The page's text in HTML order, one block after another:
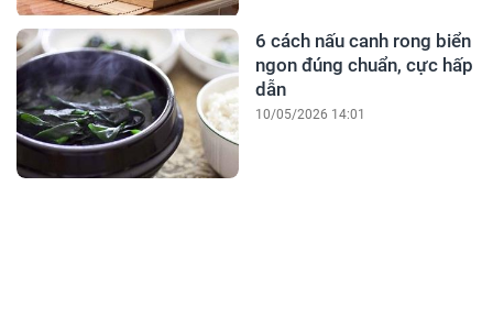
6 cách nấu canh rong biển
ngon đúng chuẩn, cực hấp
dẫn
10/05/2026 14:01